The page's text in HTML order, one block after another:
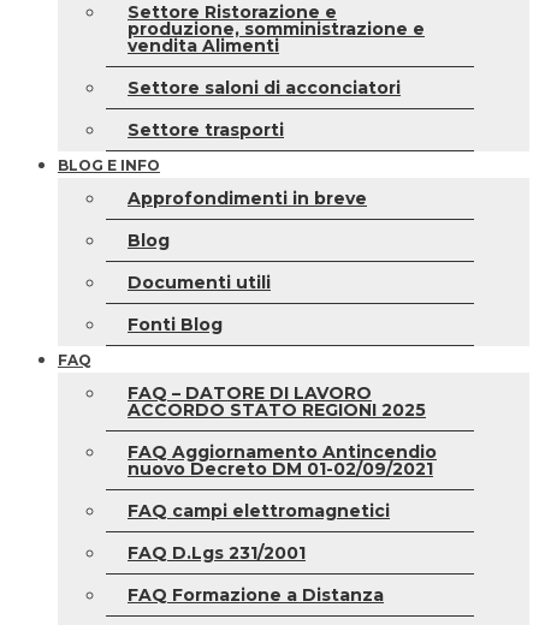
Settore Ristorazione e
produzione, somministrazione e
vendita Alimenti
Settore saloni di acconciatori
Settore trasporti
BLOG E INFO
Approfondimenti in breve
Blog
Documenti utili
Fonti Blog
FAQ
FAQ – DATORE DI LAVORO
ACCORDO STATO REGIONI 2025
FAQ Aggiornamento Antincendio
nuovo Decreto DM 01-02/09/2021
FAQ campi elettromagnetici
FAQ D.Lgs 231/2001
FAQ Formazione a Distanza